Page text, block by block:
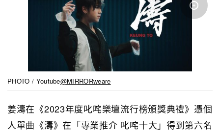
PHOTO / Youtube@MIRRORweare
姜濤在《2023年度叱咤樂壇流行榜頒獎典禮》憑個
人單曲《濤》在「專業推介 叱咤十大」得到第六名